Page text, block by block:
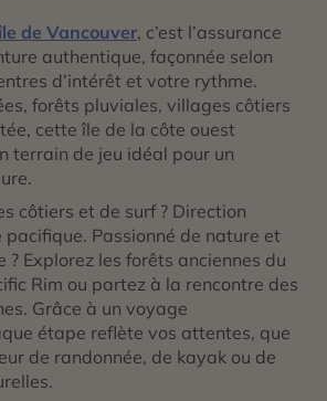
de Vancouver, c’est l’assurance
authentique, façonnée selon
d’intérêt et votre rythme.
forêts pluviales, villages côtiers
cette île de la côte ouest
terrain de jeu idéal pour un
côtiers et de surf ? Direction
pacifique. Passionné de nature et
? Explorez les forêts anciennes du
Rim ou partez à la rencontre des
Grâce à un voyage
étape reflète vos attentes, que
de randonnée, de kayak ou de